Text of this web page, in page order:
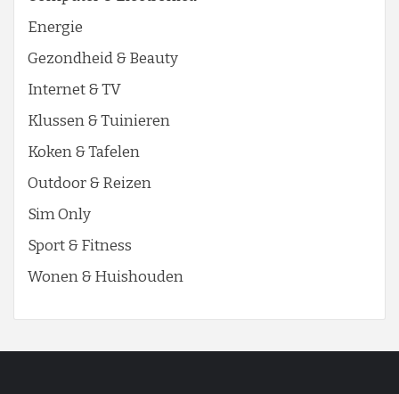
Energie
Gezondheid & Beauty
Internet & TV
Klussen & Tuinieren
Koken & Tafelen
Outdoor & Reizen
Sim Only
Sport & Fitness
Wonen & Huishouden